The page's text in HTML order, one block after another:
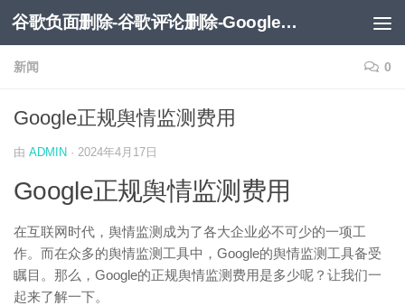
跳至内容 谷歌负面删除-谷歌评论删除-Google负面移除-Google负面评论删除
新闻 0
Google正规舆情监测费用
由 ADMIN · 2024年4月17日
Google正规舆情监测费用
在互联网时代，舆情监测成为了各大企业必不可少的一项工
作。而在众多的舆情监测工具中，Google的舆情监测工具备受
瞩目。那么，Google的正规舆情监测费用是多少呢？让我们一
起来了解一下。